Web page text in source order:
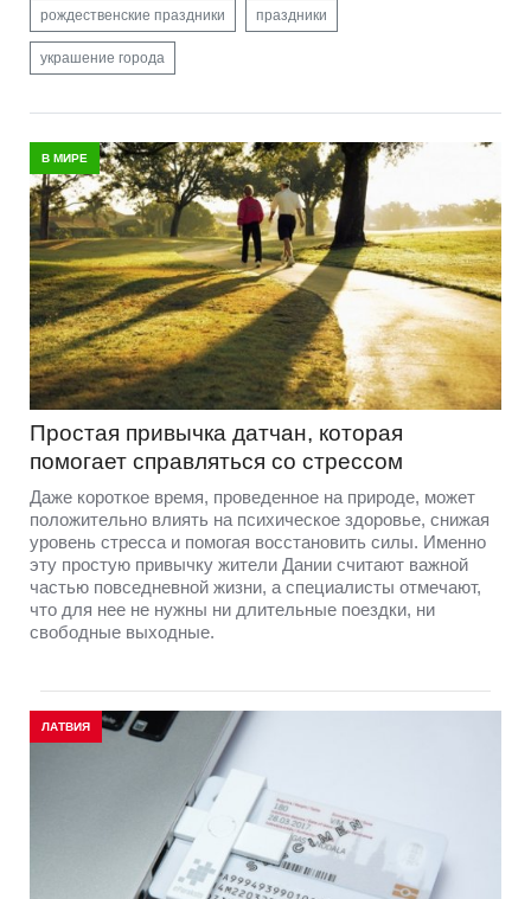
рождественские праздники праздники
украшение города
В МИРЕ
Простая привычка датчан, которая
помогает справляться со стрессом
Даже короткое время, проведенное на природе, может
положительно влиять на психическое здоровье, снижая
уровень стресса и помогая восстановить силы. Именно
эту простую привычку жители Дании считают важной
частью повседневной жизни, а специалисты отмечают,
что для нее не нужны ни длительные поездки, ни
свободные выходные.
ЛАТВИЯ